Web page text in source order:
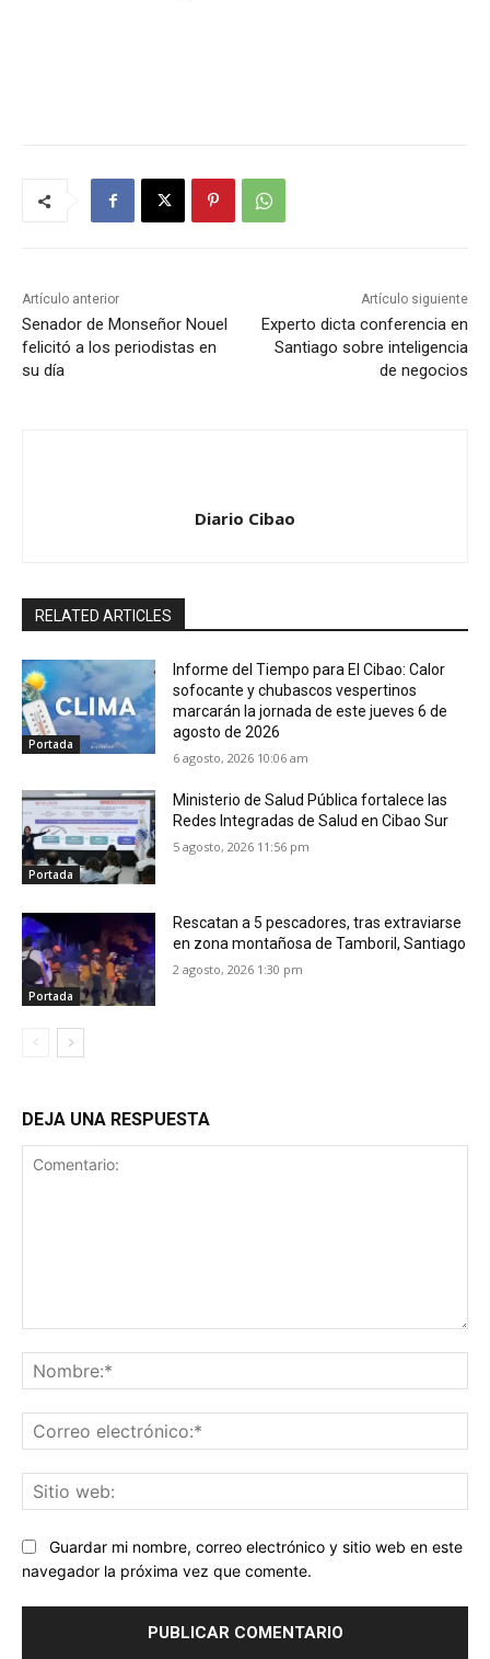
Artículo anterior
Senador de Monseñor Nouel
felicitó a los periodistas en
su día
Artículo siguiente
Experto dicta conferencia en
Santiago sobre inteligencia
de negocios
Diario Cibao
RELATED ARTICLES
Portada
Informe del Tiempo para El Cibao: Calor
sofocante y chubascos vespertinos
marcarán la jornada de este jueves 6 de
agosto de 2026
6 agosto, 2026 10:06 am
Portada
Ministerio de Salud Pública fortalece las
Redes Integradas de Salud en Cibao Sur
5 agosto, 2026 11:56 pm
Portada
Rescatan a 5 pescadores, tras extraviarse
en zona montañosa de Tamboril, Santiago
2 agosto, 2026 1:30 pm
DEJA UNA RESPUESTA
Guardar mi nombre, correo electrónico y sitio web en este
navegador la próxima vez que comente.